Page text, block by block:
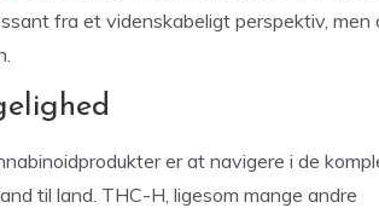
fra et videnskabeligt perspektiv, men
er at navigere i de
til land. THC-H, ligesom mange andre